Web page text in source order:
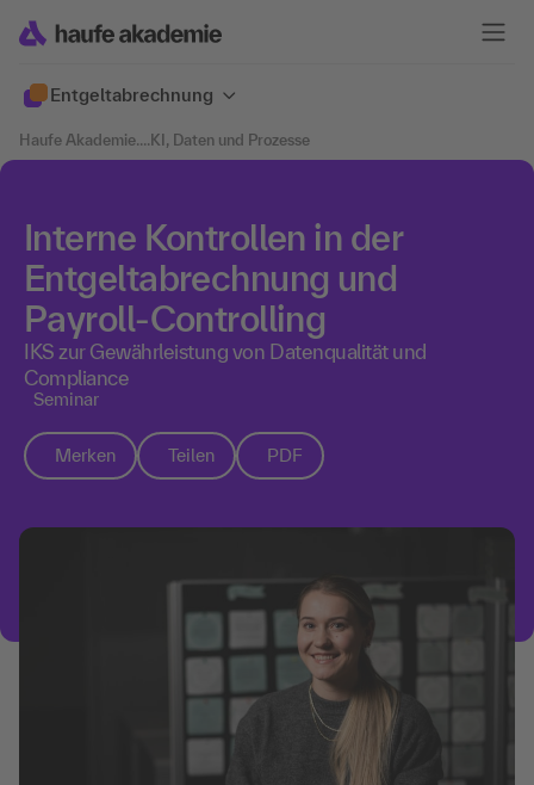
Entgeltabrechnung
Haufe Akademie....KI, Daten und Prozesse
Interne Kontrollen in der
Entgeltabrechnung und
Payroll-Controlling
IKS zur Gewährleistung von Datenqualität und
Compliance
Seminar
Merken Teilen PDF